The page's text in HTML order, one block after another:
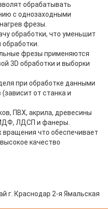
обрабатывать
с однозаходными
фрезы.
обработки, что уменьшит
фрезы применяются
3D обработки и выборки
при обработке данными
от станка и
ПВХ, акрила, древесины
ЛДСП и фанеры.
вращения что обеспечивает
качество
г. Краснодар 2-я Ямальская